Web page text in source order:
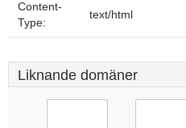
Content-
Type:
text/html
Liknande domäner